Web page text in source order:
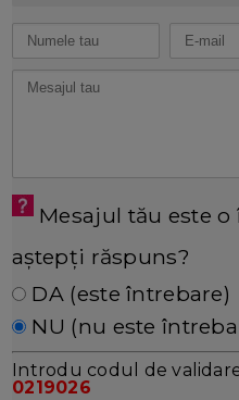
Mesajul tău este
aștepți răspuns?
DA (este întrebare)
NU (nu este
Introdu codul de
0219026